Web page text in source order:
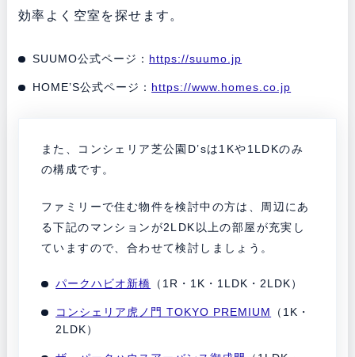
効率よく空室を探せます。
SUUMO公式ページ： https://suumo.jp
HOME’S公式ページ： https://www.homes.co.jp
また、コンシェリア芝公園D’sは1Kや1LDKのみ
の構成です。
ファミリーで住む物件を検討中の方は、周辺にあ
る下記のマンションが2LDK以上の部屋が充実し
ていますので、合わせて検討しましょう。
パークハビオ新橋 （1R・1K・1LDK・2LDK）
コンシェリア虎ノ門 TOKYO PREMIUM
（1K・
2LDK）